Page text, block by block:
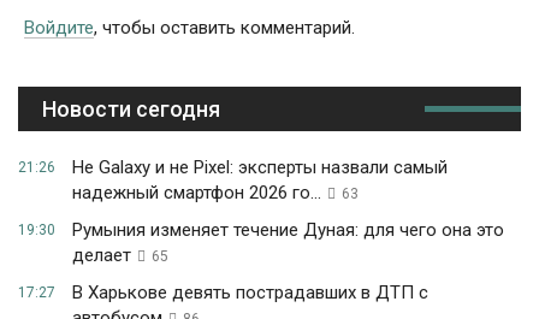
Войдите, чтобы оставить комментарий.
Новости сегодня
21:26
Не Galaxy и не Pixel: эксперты назвали самый
надежный смартфон 2026 го...
63
19:30
Румыния изменяет течение Дуная: для чего она это
делает
65
17:27
В Харькове девять пострадавших в ДТП с